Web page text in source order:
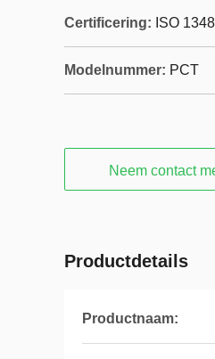
Certificering: ISO
Modelnummer: PCT
Neem contact
Productdetails
Productnaam: